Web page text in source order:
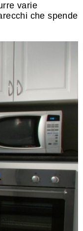
varie
che spende